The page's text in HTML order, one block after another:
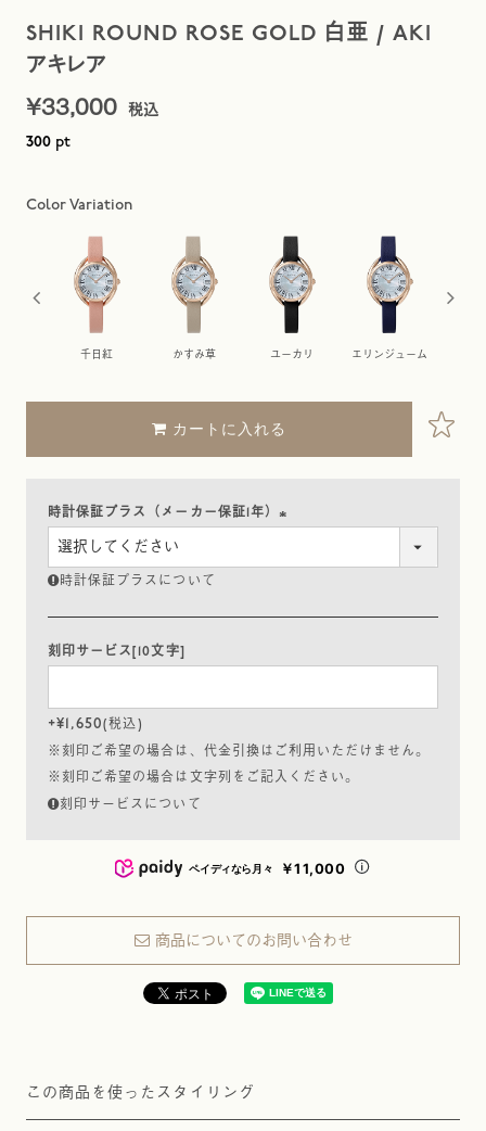
SHIKI ROUND ROSE GOLD 白亜 / AKI
アキレア
¥33,000
300 pt
千日紅 かすみ草 ユーカリ エリンジューム
カートに入れる
時計保証プラス（メーカー保証1年）
時計保証プラスについて
刻印サービス[10文字]
+¥1,650 税込
※刻印ご希望の場合は、代金引換はご利用いただけません。
※刻印ご希望の場合は文字列をご記入ください。
刻印サービスについて
ペイディなら月々 ￥11,000
商品についてのお問い合わせ